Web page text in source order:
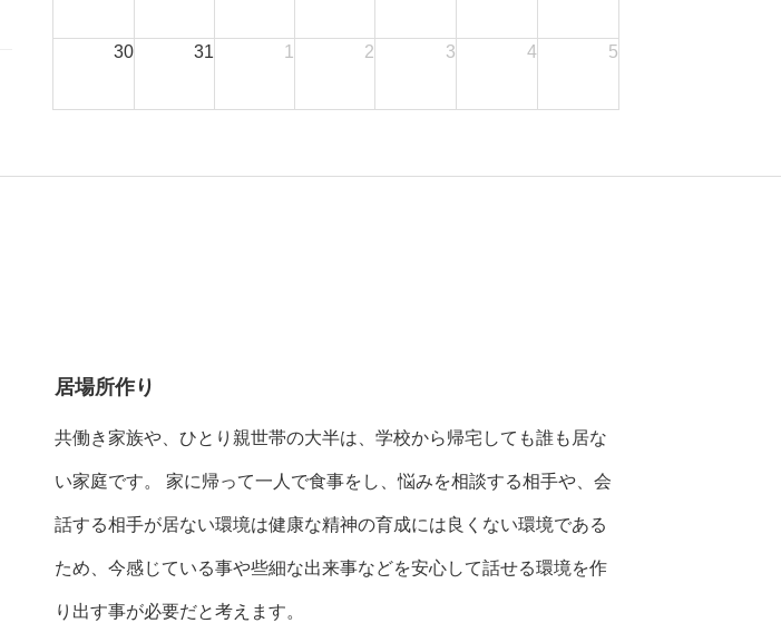
30 31 1 2 3 4 5
居場所作り
共働き家族や、ひとり親世帯の大半は、学校から帰宅しても誰も居な
い家庭です。 家に帰って一人で食事をし、悩みを相談する相手や、会
話する相手が居ない環境は健康な精神の育成には良くない環境である
ため、今感じている事や些細な出来事などを安心して話せる環境を作
り出す事が必要だと考えます。